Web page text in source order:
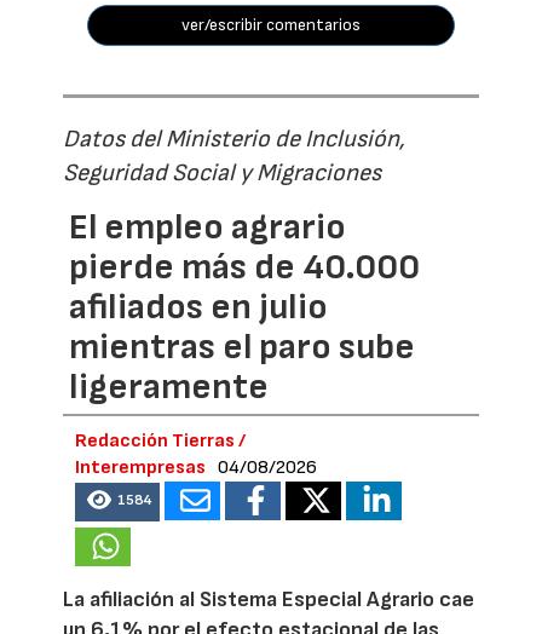
ver/escribir comentarios
Datos del Ministerio de Inclusión,
Seguridad Social y Migraciones
El empleo agrario
pierde más de 40.000
afiliados en julio
mientras el paro sube
ligeramente
Redacción Tierras /
Interempresas
04/08/2026
1584
La afiliación al Sistema Especial Agrario cae